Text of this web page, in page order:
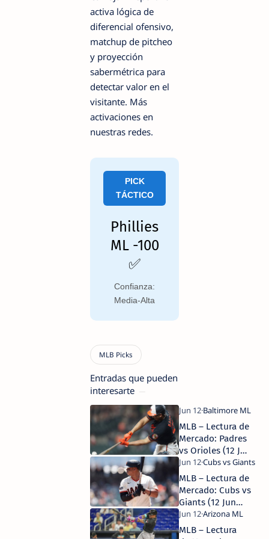
activa lógica de
diferencial ofensivo,
matchup de pitcheo
y proyección
sabermétrica para
detectar valor en el
visitante. Más
activaciones en
nuestras redes.
PICK
TÁCTICO
Phillies
ML -100
✅
Confianza:
Media-Alta
Entradas que pueden
interesarte
MLB – Lectura de
Mercado: Padres
vs Orioles (12 Jun
2026) | Sharp
MLB WIN ✅
MLB – Lectura de
Mercado: Cubs vs
Giants (12 Jun
2026) | Sharp MLB
WIN ✅
MLB – Lectura